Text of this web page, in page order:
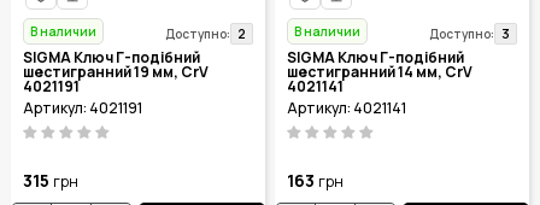
В наличии Доступно: 2
SIGMA Ключ Г-подібний
шестигранний 19 мм, CrV
4021191
Артикул: 4021191
315 грн
В наличии Доступно: 3
SIGMA Ключ Г-подібний
шестигранний 14 мм, CrV
4021141
Артикул: 4021141
163 грн